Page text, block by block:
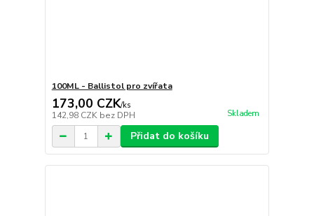
100ML - Ballistol pro zvířata
173,00 CZK/ks
142,98 CZK bez DPH Skladem
Přidat do košíku